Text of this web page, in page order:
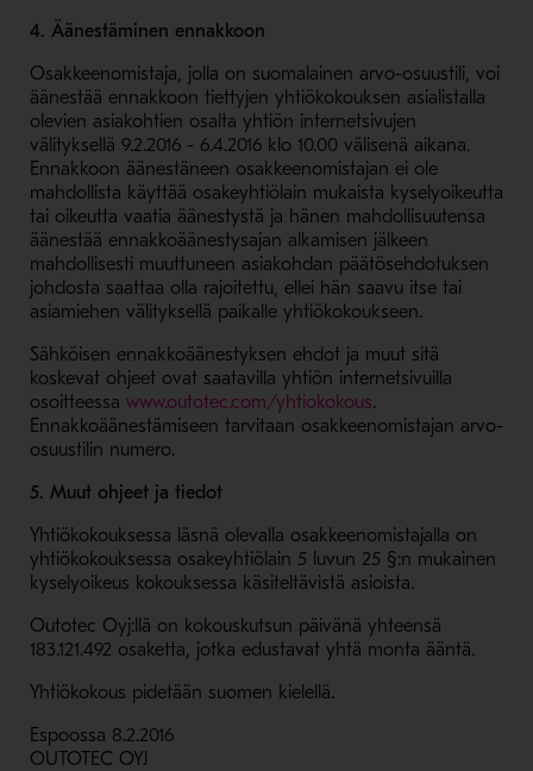
4. Äänestäminen ennakkoon
Osakkeenomistaja, jolla on suomalainen arvo-osuustili, voi
äänestää ennakkoon tiettyjen yhtiökokouksen asialistalla
olevien asiakohtien osalta yhtiön internetsivujen
välityksellä 9.2.2016 - 6.4.2016 klo 10.00 välisenä aikana.
Ennakkoon äänestäneen osakkeenomistajan ei ole
mahdollista käyttää osakeyhtiölain mukaista kyselyoikeutta
tai oikeutta vaatia äänestystä ja hänen mahdollisuutensa
äänestää ennakkoäänestysajan alkamisen jälkeen
mahdollisesti muuttuneen asiakohdan päätösehdotuksen
johdosta saattaa olla rajoitettu, ellei hän saavu itse tai
asiamiehen välityksellä paikalle yhtiökokoukseen.
Sähköisen ennakkoäänestyksen ehdot ja muut sitä
koskevat ohjeet ovat saatavilla yhtiön internetsivuilla
osoitteessa www.outotec.com/yhtiokokous- Avaa uudessa
.
Ennakkoäänestämiseen tarvitaan osakkeenomistajan arvo-
osuustilin numero.
5. Muut ohjeet ja tiedot
Yhtiökokouksessa läsnä olevalla osakkeenomistajalla on
yhtiökokouksessa osakeyhtiölain 5 luvun 25 §:n mukainen
kyselyoikeus kokouksessa käsiteltävistä asioista.
Outotec Oyj:llä on kokouskutsun päivänä yhteensä
183.121.492 osaketta, jotka edustavat yhtä monta ääntä.
Yhtiökokous pidetään suomen kielellä.
Espoossa 8.2.2016
OUTOTEC OYJ